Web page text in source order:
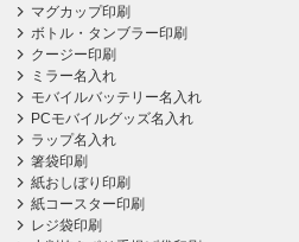
マグカップ印刷
ボトル・タンブラー印刷
クージー印刷
ミラー名入れ
モバイルバッテリー名入れ
PCモバイルグッズ名入れ
ラップ名入れ
箸袋印刷
紙おしぼり印刷
紙コースター印刷
レジ袋印刷